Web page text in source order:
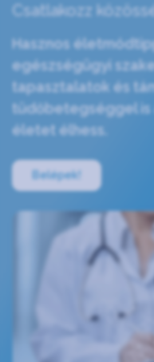
Csatlakozz
Hasznos
egészségügyi
tapasztalatok és
tüdőbetegséggel
életet élhess.
Belépek!